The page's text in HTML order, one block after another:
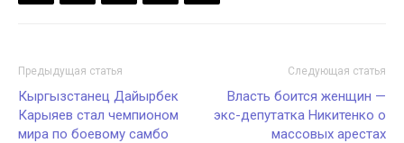
Предыдущая статья
Кыргызстанец Дайырбек
Карыяев стал чемпионом
мира по боевому самбо
Следующая статья
Власть боится женщин —
экс-депутатка Никитенко о
массовых арестах